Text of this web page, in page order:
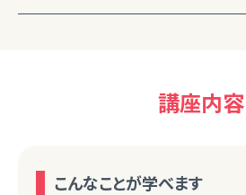
講座内容
こんなことが学べます